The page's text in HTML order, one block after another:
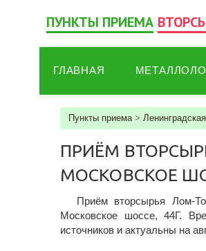
ПУНКТЫ ПРИЕМА
ГЛАВНАЯ
Пункты приема>
ПРИЁМ
МОСКОВСКОЕ
Приём вторсырья Лом-
Московское шоссе, 44Г.
источников и актуальны на